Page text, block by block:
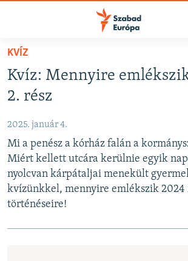
Akadálymentes
Ugrás
fő
oldalra
tartalomjegyzékre
Ugrás
keresésre
AKTUÁLIS
VIDEÓK
ELEMZŐ
NER15
SZABADON
KVÍZ
Kvíz: Mennyire
2. rész
2025. január 4.
Mi a penész a kórház falán a
Miért kellett utcára kerülnie egyik
nyolcvan kárpátaljai menekült
kvízünkkel, mennyire emlékszik 2024
történéseire!
Spotify
Feliratkozás